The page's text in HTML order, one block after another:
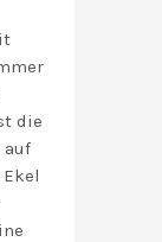
die
auf